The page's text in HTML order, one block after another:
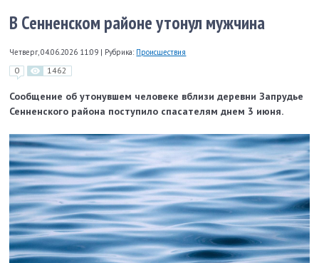
В Сенненском районе утонул мужчина
Четверг, 04.06.2026 11:09 | Рубрика: Происшествия
0 1462
Сообщение об утонувшем человеке вблизи деревни Запрудье
Сенненского района поступило спасателям днем 3 июня.